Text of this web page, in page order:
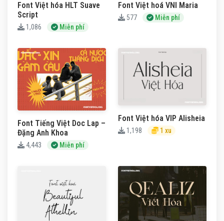
Font Việt hóa HLT Suave
Script
1,086 Miễn phí
Font Việt hoá VNI Maria
577 Miễn phí
Font Tiếng Việt Doc Lap –
Đặng Anh Khoa
4,443 Miễn phí
Font Việt hóa VIP Alisheia
1,198 1 xu